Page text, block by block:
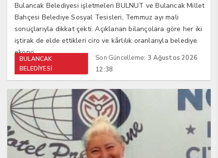
Bulancak Belediyesi işletmeleri BULNUT ve Bulancak Millet
Bahçesi Belediye Sosyal Tesisleri, Temmuz ayı mali
sonuçlarıyla dikkat çekti. Açıklanan bilançolara göre her iki
iştirak de elde ettikleri ciro ve kârlılık oranlarıyla belediye
ekono...
BULANCAK
BELEDİYESİ
Son Güncelleme: 3 Ağustos 2026
12:38